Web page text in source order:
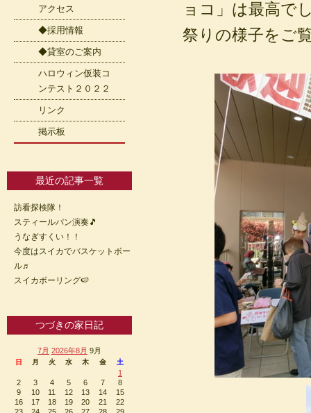
ョコ」は最高で
祭りの様子をご
アクセス
◆採用情報
◆貸室のご案内
ハロウィン仮装コ
ンテスト２０２２
リンク
掲示板
最近の記事一覧
訪看探検隊！
スティールパン演奏🎵
うなぎすくい！！
今度はスイカでバスケットボー
ル♬
スイカボーリング🍉
つづきの家日記
7月 2026年8月 9月
日 月 火 水 木 金 土
1
2
3 4 5 6 7
8
9
10 11 12 13 14
15
16
17 18 19 20 21
22